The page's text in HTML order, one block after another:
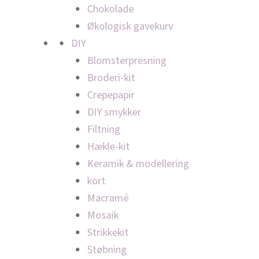
Chokolade
Økologisk gavekurv
DIY
Blomsterpresning
Broderi-kit
Crepepapir
DIY smykker
Filtning
Hækle-kit
Keramik & modellering
kort
Macramé
Mosaik
Strikkekit
Støbning